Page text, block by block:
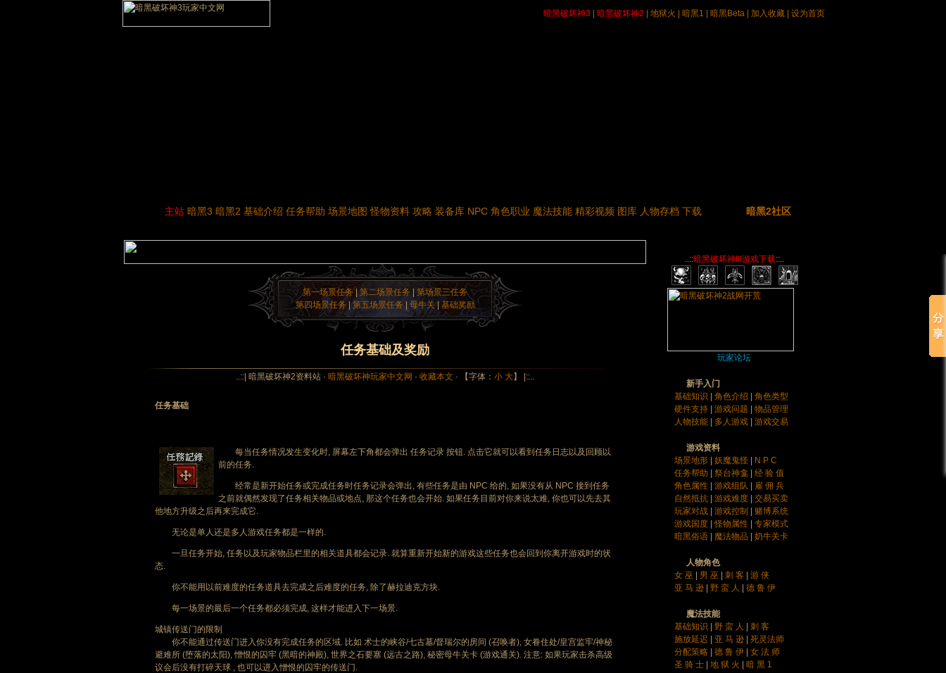
暗黑破坏神3 暗黑破坏神2 地狱火 暗黑1 暗黑Beta 加入收藏 设为首页
主站 暗黑3 暗黑2 基础介绍 任务帮助 场景地图 怪物资料 攻略 装备库 NPC 角色职业 魔法技能 精彩视频 图库 人物存档 下载 暗黑2社区
第一场景任务 |第二场景任务
第场景三任务
第四场景任务|第五场景任务 母牛关| 基础奖励
任务基础及奖励
..::| 暗黑破坏神2资料站 · 暗黑破坏神玩家中文网 · 收藏本文 · 【字体： 小 大】 |::..
任务基础
每当任务情况发生变化时, 屏幕左下角都会弹出 任务记录 按钮. 点击它就可以看到任务日志以及回顾以
前的任务.
经常是新开始任务或完成任务时任务记录会弹出, 有些任务是由 NPC 给的, 如果没有从 NPC 接到任务
之前就偶然发现了任务相关物品或地点, 那这个任务也会开始. 如果任务目前对你来说太难, 你也可以先去其
他地方升级之后再来完成它.
无论是单人还是多人游戏任务都是一样的.
一旦任务开始, 任务以及玩家物品栏里的相关道具都会记录. 就算重新开始新的游戏这些任务也会回到你离开游戏时的状
态.
你不能用以前难度的任务道具去完成之后难度的任务, 除了赫拉迪克方块.
每一场景的最后一个任务都必须完成, 这样才能进入下一场景.
城镇传送门的限制
你不能通过传送门进入你没有完成任务的区域. 比如 术士的峡谷/七古墓/督瑞尔的房间 (召唤者), 女眷住处/皇宫监牢/神秘
避难所 (堕落的太阳), 憎恨的囚牢 (黑暗的神殿), 世界之石要塞 (远古之路), 秘密母牛关卡 (游戏通关). 注意: 如果玩家击杀高级
议会后没有打碎天球 , 也可以进入憎恨的囚牢的传送门.
..::暗黑破坏神III游戏下载::..
玩家论坛
新手入门
基础知识
角色介绍
角色类型
硬件支持
游戏问题
物品管理
人物技能
多人游戏 游戏交易
游戏资料
场景地形
妖魔鬼怪
N P C
任务帮助
祭台神龛
经 验 值
角色属性
游戏组队
雇 佣 兵
自然抵抗
游戏难度
交易买卖
玩家对战
游戏控制
赌博系统
游戏国度 |怪物属性
专家模式
暗黑俗语
魔法物品 奶牛关卡
人物角色
女 巫
男 巫 刺 客
游 侠
亚 马 逊
野 蛮 人 德 鲁 伊
魔法技能
基础知识
野 蛮 人
刺 客
施放延迟
亚 马 逊
死灵法师
分配策略
德 鲁 伊
女 法 师
圣 骑 士
地 狱 火 暗 黑 1